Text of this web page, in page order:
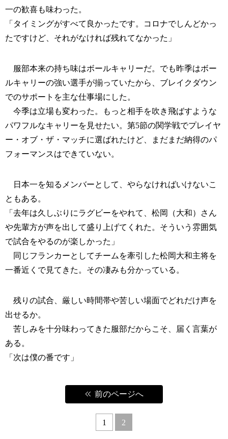
一の歓喜も味わった。
「タイミングがすべて良かったです。コロナでしんどかっ
たですけど、それがなければ残れてなかった」
服部本来の持ち味はボールキャリーだ。でも昨季はボー
ルキャリーの強い選手が揃っていたから、ブレイクダウン
でのサポートを主な仕事場にした。
今季は立場も変わった。もっと相手を吹き飛ばすような
パワフルなキャリーを見せたい。第5節の関学戦でプレイヤ
ー・オブ・ザ・マッチに選ばれたけど、まだまだ納得のパ
フォーマンスはできていない。
日本一を知るメンバーとして、やらなければいけないこ
ともある。
「去年は久しぶりにラグビーをやれて、松岡（大和）さん
や先輩方が声を出して盛り上げてくれた。そういう雰囲気
で試合をやるのが楽しかった」
同じフランカーとしてチームを牽引した松岡大和主将を
一番近くで見てきた。その凄みも分かっている。
残りの試合、厳しい時間帯や苦しい場面でどれだけ声を
出せるか。
苦しみを十分味わってきた服部だからこそ、届く言葉が
ある。
「次は僕の番です」
前のページへ
1 2